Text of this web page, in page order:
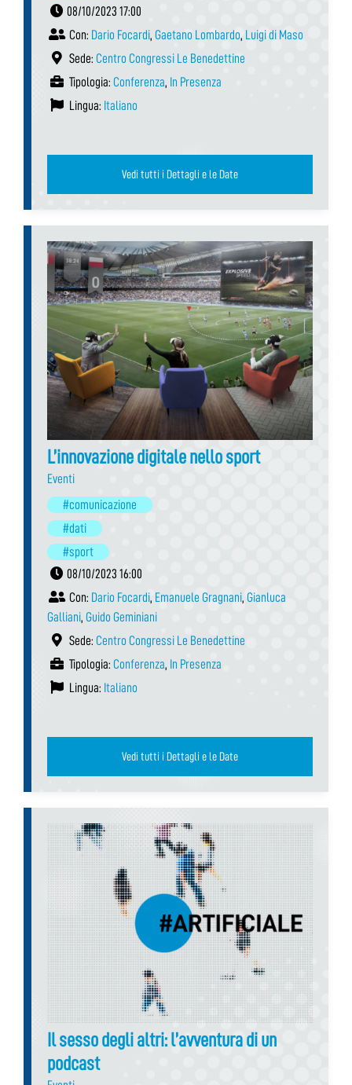
08/10/2023 17:00
Con: Dario Focardi, Gaetano Lombardo, Luigi di Maso
Sede: Centro Congressi Le Benedettine
Tipologia: Conferenza, In Presenza
Lingua: Italiano
Vedi tutti i Dettagli e le Date
L’innovazione digitale nello sport
Eventi
#comunicazione
#dati
#sport
08/10/2023 16:00
Con: Dario Focardi, Emanuele Gragnani, Gianluca
Galliani, Guido Geminiani
Sede: Centro Congressi Le Benedettine
Tipologia: Conferenza, In Presenza
Lingua: Italiano
Vedi tutti i Dettagli e le Date
Il sesso degli altri: l’avventura di un
podcast